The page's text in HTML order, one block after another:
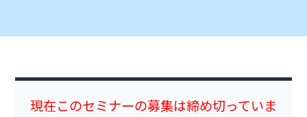
現在このセミナーの募集は締め切っていま